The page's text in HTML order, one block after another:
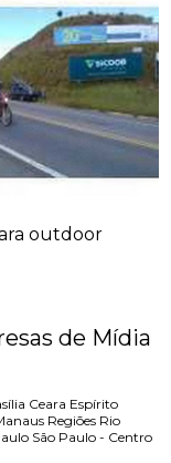
outdoor
de Mídia
Ceara Espírito
Regiões Rio
São Paulo - Centro